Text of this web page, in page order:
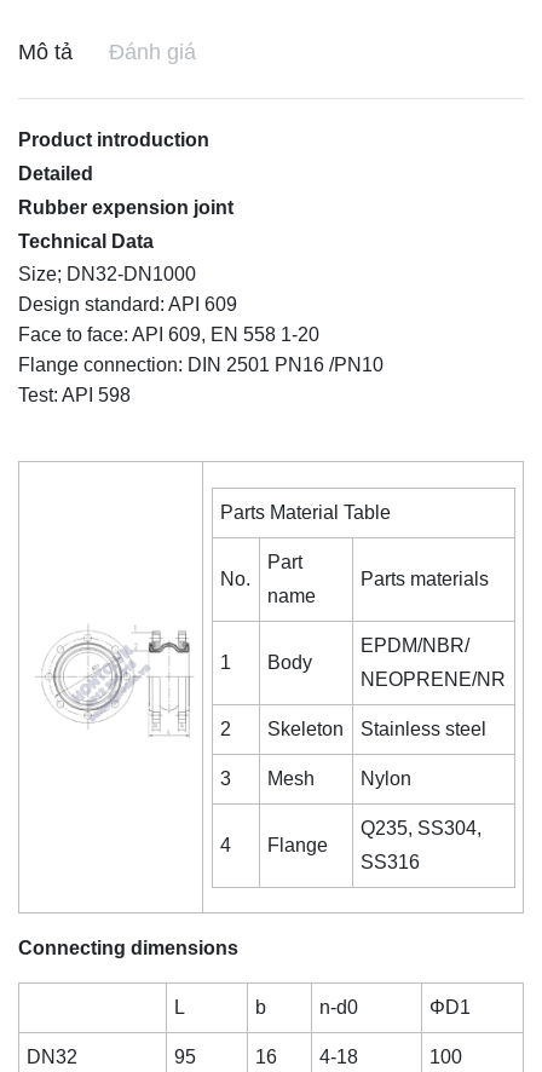
Mô tả Đánh giá
Product introduction
Detailed
Rubber expension joint
Technical Data
Size; DN32-DN1000
Design standard: API 609
Face to face: API 609, EN 558 1-20
Flange connection: DIN 2501 PN16 /PN10
Test: API 598
Parts Material Table
No.
Part
name
Parts materials
1 Body
EPDM/NBR/
NEOPRENE/NR
2 Skeleton Stainless steel
3 Mesh Nylon
4 Flange
Q235, SS304,
SS316
Connecting dimensions
L b n-d0 ΦD1
DN32 95 16 4-18 100